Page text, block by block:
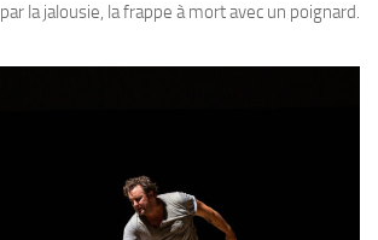
par la jalousie, la frappe à mort avec un poignard.